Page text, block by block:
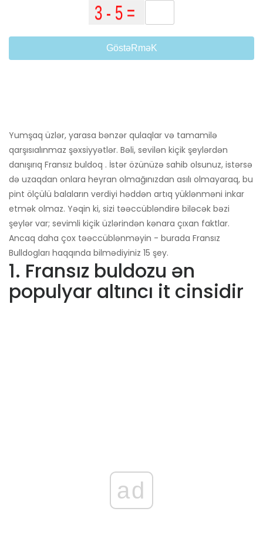
GöstəRməK
Yumşaq üzlər, yarasa bənzər qulaqlar və tamamilə
qarşısıalınmaz şəxsiyyətlər. Bəli, sevilən kiçik şeylərdən
danışırıq Fransız buldoq . İstər özünüzə sahib olsunuz, istərsə
də uzaqdan onlara heyran olmağınızdan asılı olmayaraq, bu
pint ölçülü balaların verdiyi həddən artıq yüklənməni inkar
etmək olmaz. Yəqin ki, sizi təəccübləndirə biləcək bəzi
şeylər var; sevimli kiçik üzlərindən kənara çıxan faktlar.
Ancaq daha çox təəccüblənməyin - burada Fransız
Bulldogları haqqında bilmədiyiniz 15 şey.
1. Fransız buldozu ən
populyar altıncı it cinsidir
ad